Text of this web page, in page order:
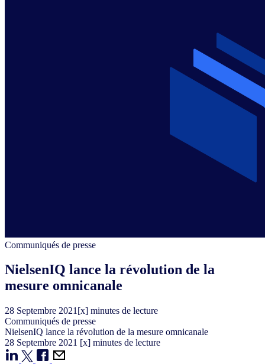
Communiqués de presse
NielsenIQ lance la révolution de la
mesure omnicanale
28 Septembre 2021 [x] minutes de lecture
Communiqués de presse
NielsenIQ lance la révolution de la mesure omnicanale
28 Septembre 2021 [x] minutes de lecture